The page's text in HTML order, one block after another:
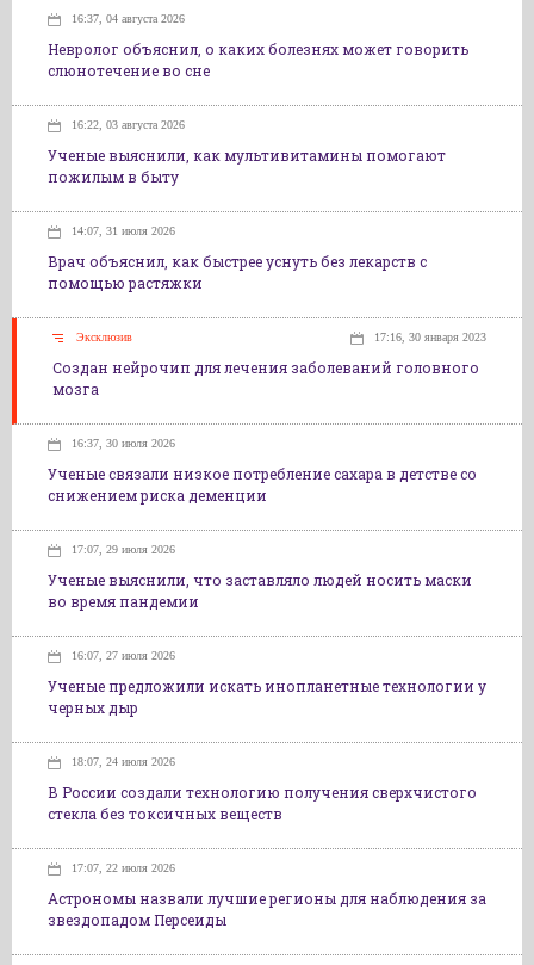
16:37, 04 августа 2026
Невролог объяснил, о каких болезнях может говорить
слюнотечение во сне
16:22, 03 августа 2026
Ученые выяснили, как мультивитамины помогают
пожилым в быту
14:07, 31 июля 2026
Врач объяснил, как быстрее уснуть без лекарств с
помощью растяжки
Эксклюзив 17:16, 30 января 2023
Создан нейрочип для лечения заболеваний головного
мозга
16:37, 30 июля 2026
Ученые связали низкое потребление сахара в детстве со
снижением риска деменции
17:07, 29 июля 2026
Ученые выяснили, что заставляло людей носить маски
во время пандемии
16:07, 27 июля 2026
Ученые предложили искать инопланетные технологии у
черных дыр
18:07, 24 июля 2026
В России создали технологию получения сверхчистого
стекла без токсичных веществ
17:07, 22 июля 2026
Астрономы назвали лучшие регионы для наблюдения за
звездопадом Персеиды